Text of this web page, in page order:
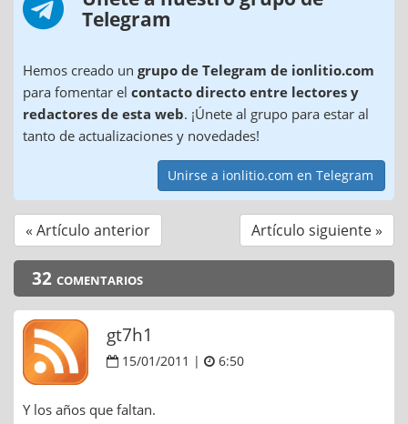
Telegram
Hemos creado un grupo de Telegram de ionlitio.com
para fomentar el contacto directo entre lectores y
redactores de esta web. ¡Únete al grupo para estar al
tanto de actualizaciones y novedades!
Unirse a ionlitio.com en Telegram
« Artículo anterior Artículo siguiente »
32 comentarios
gt7h1
15/01/2011 | 6:50
Y los años que faltan.